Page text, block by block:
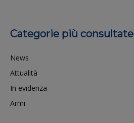
Categorie più consultate
News
Attualità
In evidenza
Armi